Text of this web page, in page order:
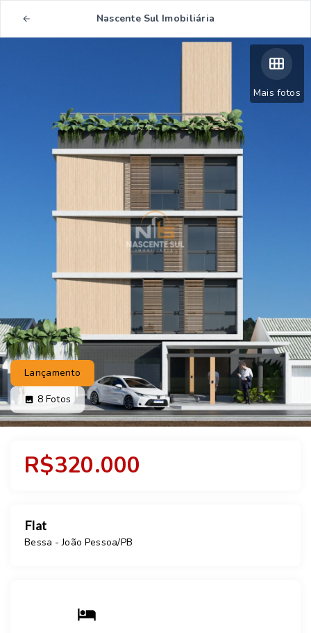
Nascente Sul Imobiliária
Mais fotos
Lançamento
8 Fotos
R$320.000
Flat
Bessa - João Pessoa/PB